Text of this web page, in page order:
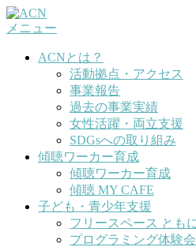
コ
ン
メニュー
ACNとは？
活動拠点・アクセス
事業報告
過去の事業実績
女性活躍・両立支援
SDGsへの取り組み
傾聴ワーカー育成
傾聴ワーカー育成
傾聴 MY CAFE
子ども・青少年支援
フリースペース とも
プログラミング体験会